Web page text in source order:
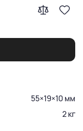
55×19×10 мм
2кг